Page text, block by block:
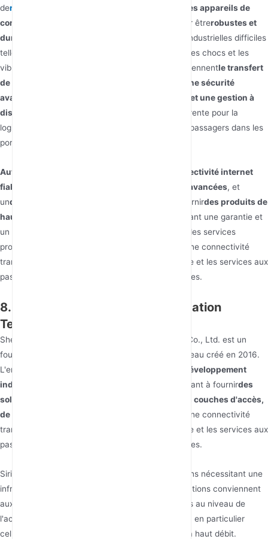
derouteurs LTE industriels
, de RTU 5G et d'autres appareils de
communication
. Leurs routeurs sont conçus pour êtrerobustes et
durables
, capables de résister à des conditions industrielles difficiles
telles que les températures extrêmes, l'humidité, les chocs et les
vibrations. Les principales caractéristiques comprennentle transfert
de données haute vitesse, une faible latence, une sécurité
avancée (VPN, pare-feu, détection d'intrusion) et une gestion à
distance facile
: Assure une connectivité transparente pour la
logistique, la gestion de flotte et les services aux passagers dans les
ports, les aéroports ou les gares.
Autres points :
une connectivité internet
fiable et stable
des fonctionnalités de sécurité avancées, et
undesign flexible et évolutif . Ils s'engagent à fournirdes produits de
haute qualité et un excellent service client
, offrant une garantie et
un support technique. Alotcer fournit également des services
professionnels
: Assure une connectivité
transparente pour la logistique, la gestion de flotte et les services aux
passagers dans les ports, les aéroports ou les gares.
8. Shenzhen Sirivision Communication
Technology Co., Ltd.
Shenzhen Sirivision Communication Technology Co., Ltd. est un
fournisseur d'équipements de communication réseau créé en 2016.
L'entreprise se concentre sur
la recherche et le développement
indépendants ainsi que la production
, s'engageant à fournirdes
solutions sécurisées, fiables et stables pour les couches d'accès,
de convergence et de cœur de réseau
: Assure une connectivité
transparente pour la logistique, la gestion de flotte et les services aux
passagers dans les ports, les aéroports ou les gares.
Sirivision s'adresse aux entreprises et organisations nécessitant une
infrastructure réseau robuste et gérée. Leurs solutions conviennent
aux entités ayant besoin de fonctionnalités fiables au niveau de
l'accès, de la convergence et du cœur de réseau, en particulier
celles qui exigent des capacités Ethernet et PoE à haut débit.